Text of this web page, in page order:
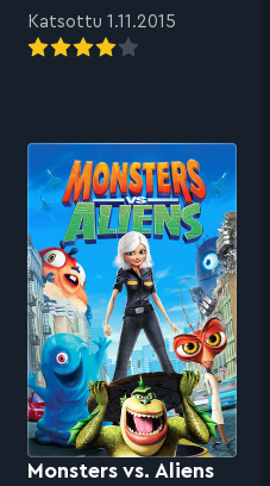
Katsottu 1.11.2015
Monsters vs. Aliens